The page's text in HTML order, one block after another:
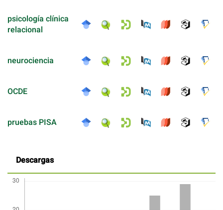
psicología clínica
relacional
neurociencia
OCDE
pruebas PISA
Descargas